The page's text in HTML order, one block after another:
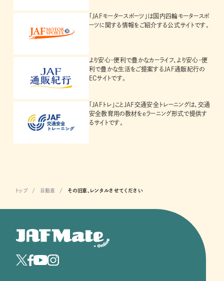
「JAFモータースポーツ」は国内四輪モータースポ
ーツに関する情報をご紹介する公式サイトです。
より安心・便利で豊かなカーライフ、より安心・便
利で豊かな生活をご提案するJAF通販紀行の
ECサイトです。
「JAFトレ」ことJAF交通安全トレーニングは、交通
安全教育用の教材をeラーニング形式で提供す
るサイトです。
トップ 自動車 その旧車、レンタルさせてください